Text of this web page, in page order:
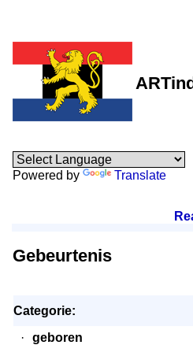
Powered by Translate
Gebeurtenis
Categorie:
·
geboren